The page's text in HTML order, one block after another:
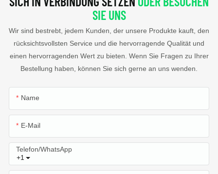
SIE UNS
Wir sind bestrebt, jedem Kunden, der unsere Produkte kauft, den
rücksichtsvollsten Service und die hervorragende Qualität und
einen hervorragenden Wert zu bieten. Wenn Sie Fragen zu Ihrer
Bestellung haben, können Sie sich gerne an uns wenden.
Name
E-Mail
+1
Telefon/WhatsApp